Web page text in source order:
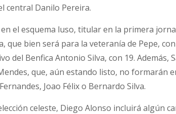
central Danilo Pereira.
el esquema luso, titular en la primera
que bien será para la veteranía de Pepe,
del Benfica Antonio Silva, con 19.
que, aún estando listo, no formarán
Joao Félix o Bernardo Silva.
celeste, Diego Alonso incluirá algún